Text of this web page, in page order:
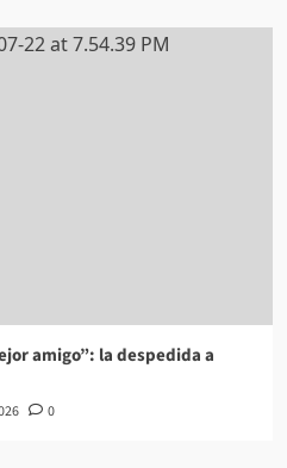
amigo”: la despedida a
0